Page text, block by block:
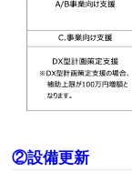
②設備更新